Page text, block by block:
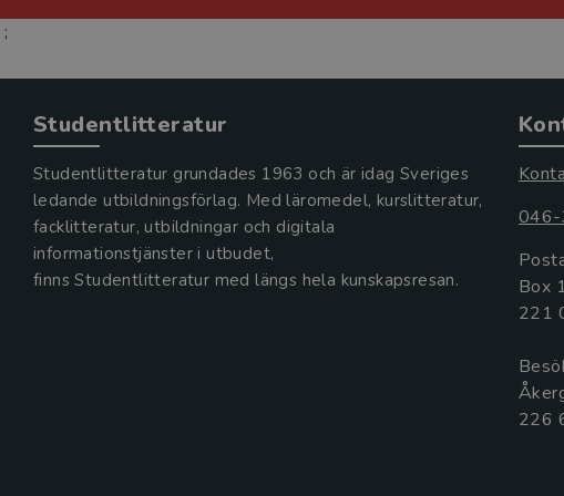
;
Studentlitteratur
Studentlitteratur grundades 1963 och är idag Sveriges
ledande utbildningsförlag. Med läromedel, kurslitteratur,
facklitteratur, utbildningar och digitala
informationstjänster i utbudet,
finns Studentlitteratur med längs hela kunskapsresan.
046-
Box
221